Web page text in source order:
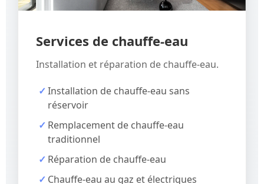
Services de chauffe-eau
Installation et réparation de chauffe-eau.
Installation de chauffe-eau sans
réservoir
Remplacement de chauffe-eau
traditionnel
Réparation de chauffe-eau
Chauffe-eau au gaz et électriques